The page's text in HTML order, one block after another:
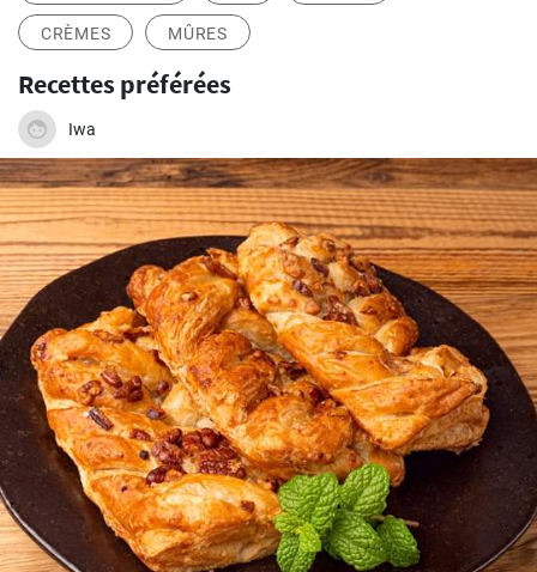
CRÈMES MÛRES
Recettes préférées
Iwa